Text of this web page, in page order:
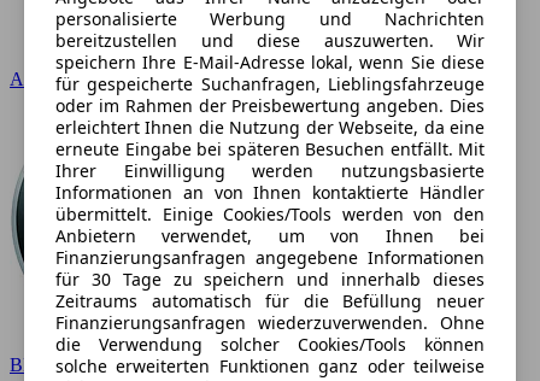
Audi
BMW
personalisierte Werbung und Nachrichten
bereitzustellen und diese auszuwerten. Wir
speichern Ihre E-Mail-Adresse lokal, wenn Sie diese
für gespeicherte Suchanfragen, Lieblingsfahrzeuge
oder im Rahmen der Preisbewertung angeben. Dies
erleichtert Ihnen die Nutzung der Webseite, da eine
erneute Eingabe bei späteren Besuchen entfällt. Mit
Ihrer Einwilligung werden nutzungsbasierte
Informationen an von Ihnen kontaktierte Händler
übermittelt. Einige Cookies/Tools werden von den
Anbietern verwendet, um von Ihnen bei
Finanzierungsanfragen angegebene Informationen
für 30 Tage zu speichern und innerhalb dieses
Zeitraums automatisch für die Befüllung neuer
Finanzierungsanfragen wiederzuverwenden. Ohne
die Verwendung solcher Cookies/Tools können
solche erweiterten Funktionen ganz oder teilweise